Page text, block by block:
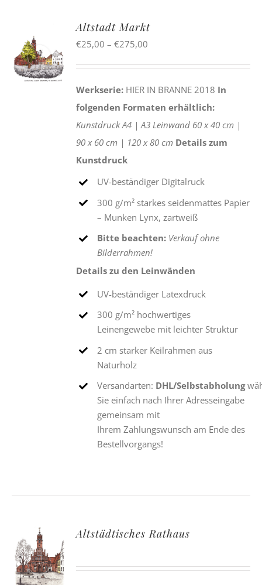
WÄHLEN
DIESES
PRODUKT
Altstadt Markt
€25,00 –€275,00
€275,00
Werkserie: HIER IN BRANNE 2018 In
folgenden Formaten erhältlich:
KunstdruckA4 |A3Leinwand 60 x 40 cm |
90 x 60 cm | 120 x 80 cm Details zum
Kunstdruck
UV-beständiger Digitalruck
300 g/m² starkes seidenmattes Papier
– Munken Lynx, zartweiß
Bitte beachten: Verkauf ohne
Bilderrahmen!
Details zu den Leinwänden
UV-beständiger Latexdruck
300 g/m² hochwertiges
Leinengewebe mit leichter Struktur
2 cm starker Keilrahmen aus
Naturholz
Versandarten: DHL/Selbstabholung
Sie einfach nach Ihrer Adresseingabe
gemeinsam mit
Ihrem Zahlungswunsch am Ende des
Bestellvorgangs!
Altstädtisches Rathaus